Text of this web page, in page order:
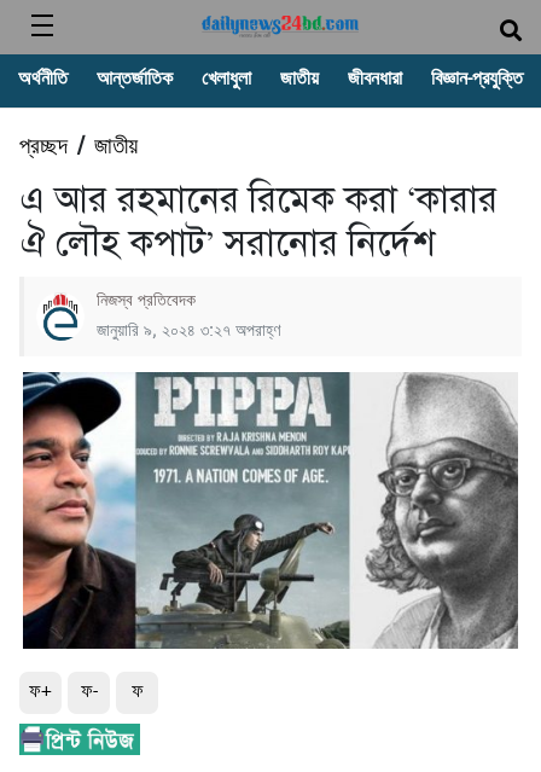
অর্থনীতি আন্তর্জাতিক খেলাধুলা জাতীয় জীবনধারা বিজ্ঞান-প্রযুক্তি
প্রচ্ছদ/ জাতীয়
এ আর রহমানের রিমেক করা ‘কারার
ঐ লৌহ কপাট’ সরানোর নির্দেশ
নিজস্ব প্রতিবেদক
জানুয়ারি ৯, ২০২৪ ৩:২৭ অপরাহ্ণ
ফ+ ফ- ফ